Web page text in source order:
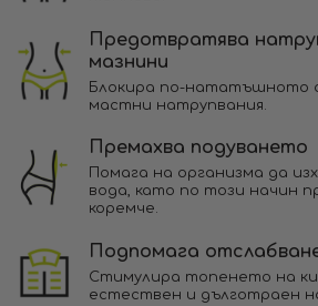
Предотвратява
мазнини
Блокира по-нататъшното
мастни натрупвания.
Премахва подуването
Помага на организма да
вода, като по този начин
коремче.
Подпомага
Стимулира топенето на
естествен и дълготраен